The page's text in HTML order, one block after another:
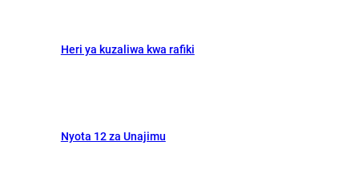
Heri ya kuzaliwa kwa rafiki
Nyota 12 za Unajimu